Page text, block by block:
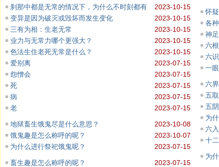
2023-10-15
刹那中都是无常的情况下，为什么不时刻都有
2023-10-15
变异是因为破灭或毁坏而发生变化
2023-10-15
三有为相：生老无常
2023-10-15
业力与无常力哪个更强大？
2023-10-15
色法生住老死无常是什么？
2023-07-15
爱别离
2023-07-15
怨憎会
2023-07-15
死
2023-07-15
病
2023-07-15
老
2023-10-08
地狱畜生饿鬼尽是什么意思？
2023-10-07
饿鬼趣是怎么称呼的呢？
2023-07-15
为什么进行祭祀饿鬼呢？
2023-07-15
畜生趣是怎么称呼的呢？
怀
各
神
六
六
一
六
五
五
为
六
十
为